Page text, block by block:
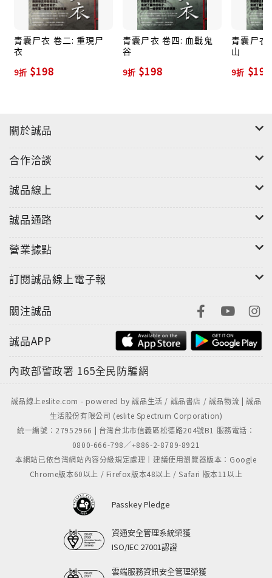
「人怕出名豬怕肥」，身懷異書的朱寒生是否會成為強
權角力之下的犧牲品呢？
青囊尸衣 卷二: 重現尸
衣
9折 $198
青囊尸衣 卷四: 血戰鬼
谷
9折 $198
青囊尸衣
山
9折 $198
關於誠品
合作洽談
誠品線上
誠品通路
營業據點
訂閱誠品線上電子報
關注誠品
誠品APP
內政部警政署 165全民防騙網
誠品線上eslite.com - powered by 誠品生活 / 誠品書店 / 誠品物流 | 誠品
生活股份有限公司 (eslite Spectrum Corporation)
統一編號：27952966 | 台灣台北市信義區松德路204號B1 服務電話：
0800-666-798／+886-2-8789-8921
本網站已依台灣網站內容分級規定處理｜建議使用瀏覽器版本：Google
Chrome版本60以上 / Firefox版本48以上 / Safari 版本11以上
Passkey Pledge
資通安全管理系統榮獲
ISO/IEC 27001認證
雲端服務資訊安全管理榮獲